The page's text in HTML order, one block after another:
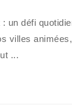
un défi
villes
...